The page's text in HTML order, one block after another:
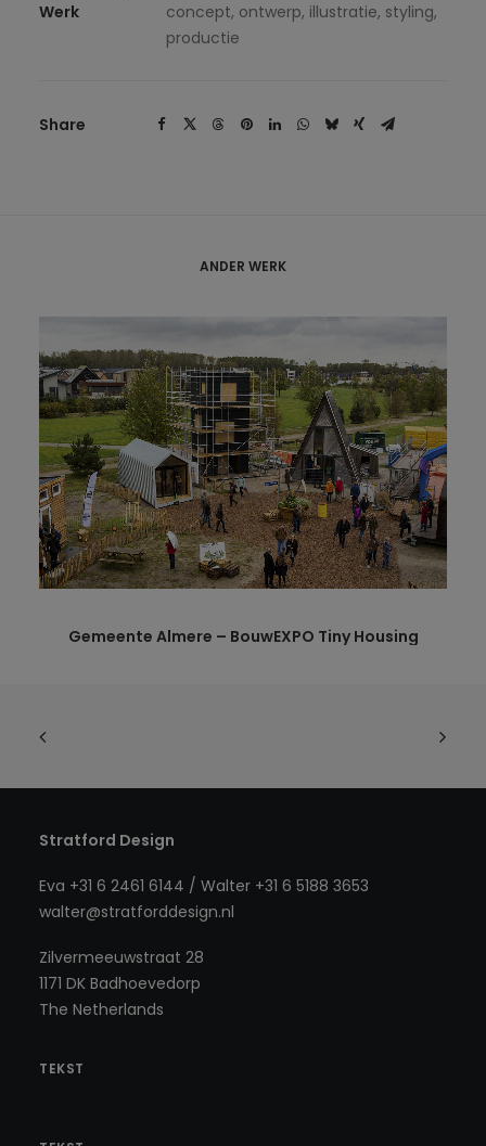
Werk
concept, ontwerp, illustratie, styling,
productie
Share
ANDER WERK
Gemeente Almere – BouwEXPO Tiny Housing
Stratford Design
Eva +31 6 2461 6144 / Walter +31 6 5188 3653
walter@stratforddesign.nl
Zilvermeeuwstraat 28
1171 DK Badhoevedorp
The Netherlands
TEKST